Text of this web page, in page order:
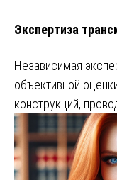
Экспертиза
Независимая
объективной
конструкций,